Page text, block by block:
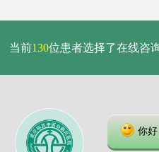
当前130位患者选择了在线咨
你